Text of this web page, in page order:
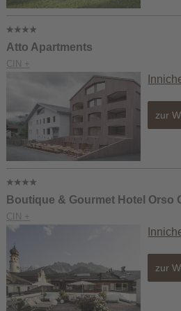
Atto Apartments
CIN +
zur
Boutique & Gourmet Hotel Orso
CIN +
zur